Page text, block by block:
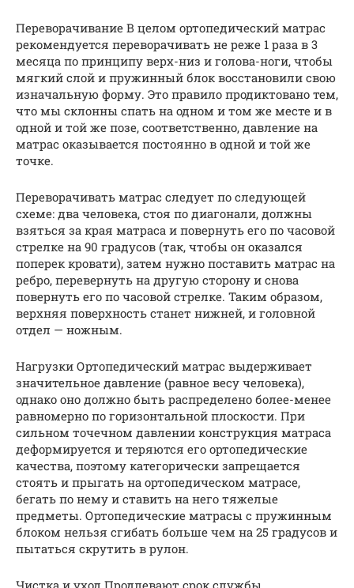
Переворачивание В целом ортопедический матрас
рекомендуется переворачивать не реже 1 раза в 3
месяца по принципу верх-низ и голова-ноги, чтобы
мягкий слой и пружинный блок восстановили свою
изначальную форму. Это правило продиктовано тем,
что мы склонны спать на одном и том же месте и в
одной и той же позе, соответственно, давление на
матрас оказывается постоянно в одной и той же
точке.
Переворачивать матрас следует по следующей
схеме: два человека, стоя по диагонали, должны
взяться за края матраса и повернуть его по часовой
стрелке на 90 градусов (так, чтобы он оказался
поперек кровати), затем нужно поставить матрас на
ребро, перевернуть на другую сторону и снова
повернуть его по часовой стрелке. Таким образом,
верхняя поверхность станет нижней, и головной
отдел — ножным.
Нагрузки Ортопедический матрас выдерживает
значительное давление (равное весу человека),
однако оно должно быть распределено более-менее
равномерно по горизонтальной плоскости. При
сильном точечном давлении конструкция матраса
деформируется и теряются его ортопедические
качества, поэтому категорически запрещается
стоять и прыгать на ортопедическом матрасе,
бегать по нему и ставить на него тяжелые
предметы. Ортопедические матрасы с пружинным
блоком нельзя сгибать больше чем на 25 градусов и
пытаться скрутить в рулон.
Чистка и уход Продлевают срок службы